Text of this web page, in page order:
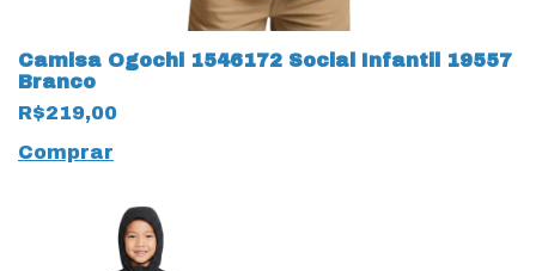
Camisa Ogochi 1546172 Social Infantil 19557
Branco
R$219,00
Comprar